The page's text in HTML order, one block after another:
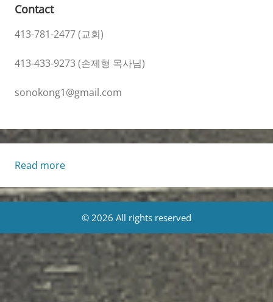
Contact
413-781-2477 (교회)
413-433-9273 (손제형 목사님)
sonokong1@gmail.com
Read more:
Life
6/10/2025]
© 2026 All rights reserved